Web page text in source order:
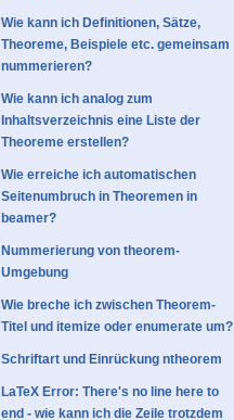
Wie kann ich Definitionen, Sätze,
Theoreme, Beispiele etc. gemeinsam
nummerieren?
Wie kann ich analog zum
Inhaltsverzeichnis eine Liste der
Theoreme erstellen?
Wie erreiche ich automatischen
Seitenumbruch in Theoremen in
beamer?
Nummerierung von theorem-
Umgebung
Wie breche ich zwischen Theorem-
Titel und itemize oder enumerate um?
Schriftart und Einrückung ntheorem
LaTeX Error: There's no line here to
end - wie kann ich die Zeile trotzdem